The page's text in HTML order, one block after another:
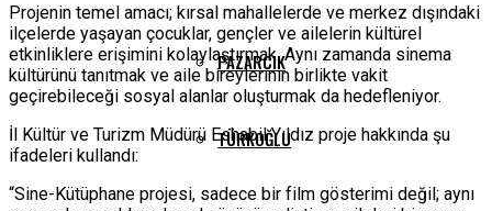
PAZARCIK
TÜRKOĞLU
Projenin temel amacı; kırsal mahallelerde ve merkez dışındaki
ilçelerde yaşayan çocuklar, gençler ve ailelerin kültürel
etkinliklere erişimini kolaylaştırmak. Aynı zamanda sinema
kültürünü tanıtmak ve aile bireylerinin birlikte vakit
geçirebileceği sosyal alanlar oluşturmak da hedefleniyor.
İl Kültür ve Turizm Müdürü Eshabil Yıldız proje hakkında şu
ifadeleri kullandı:
“Sine-Kütüphane projesi, sadece bir film gösterimi değil; aynı